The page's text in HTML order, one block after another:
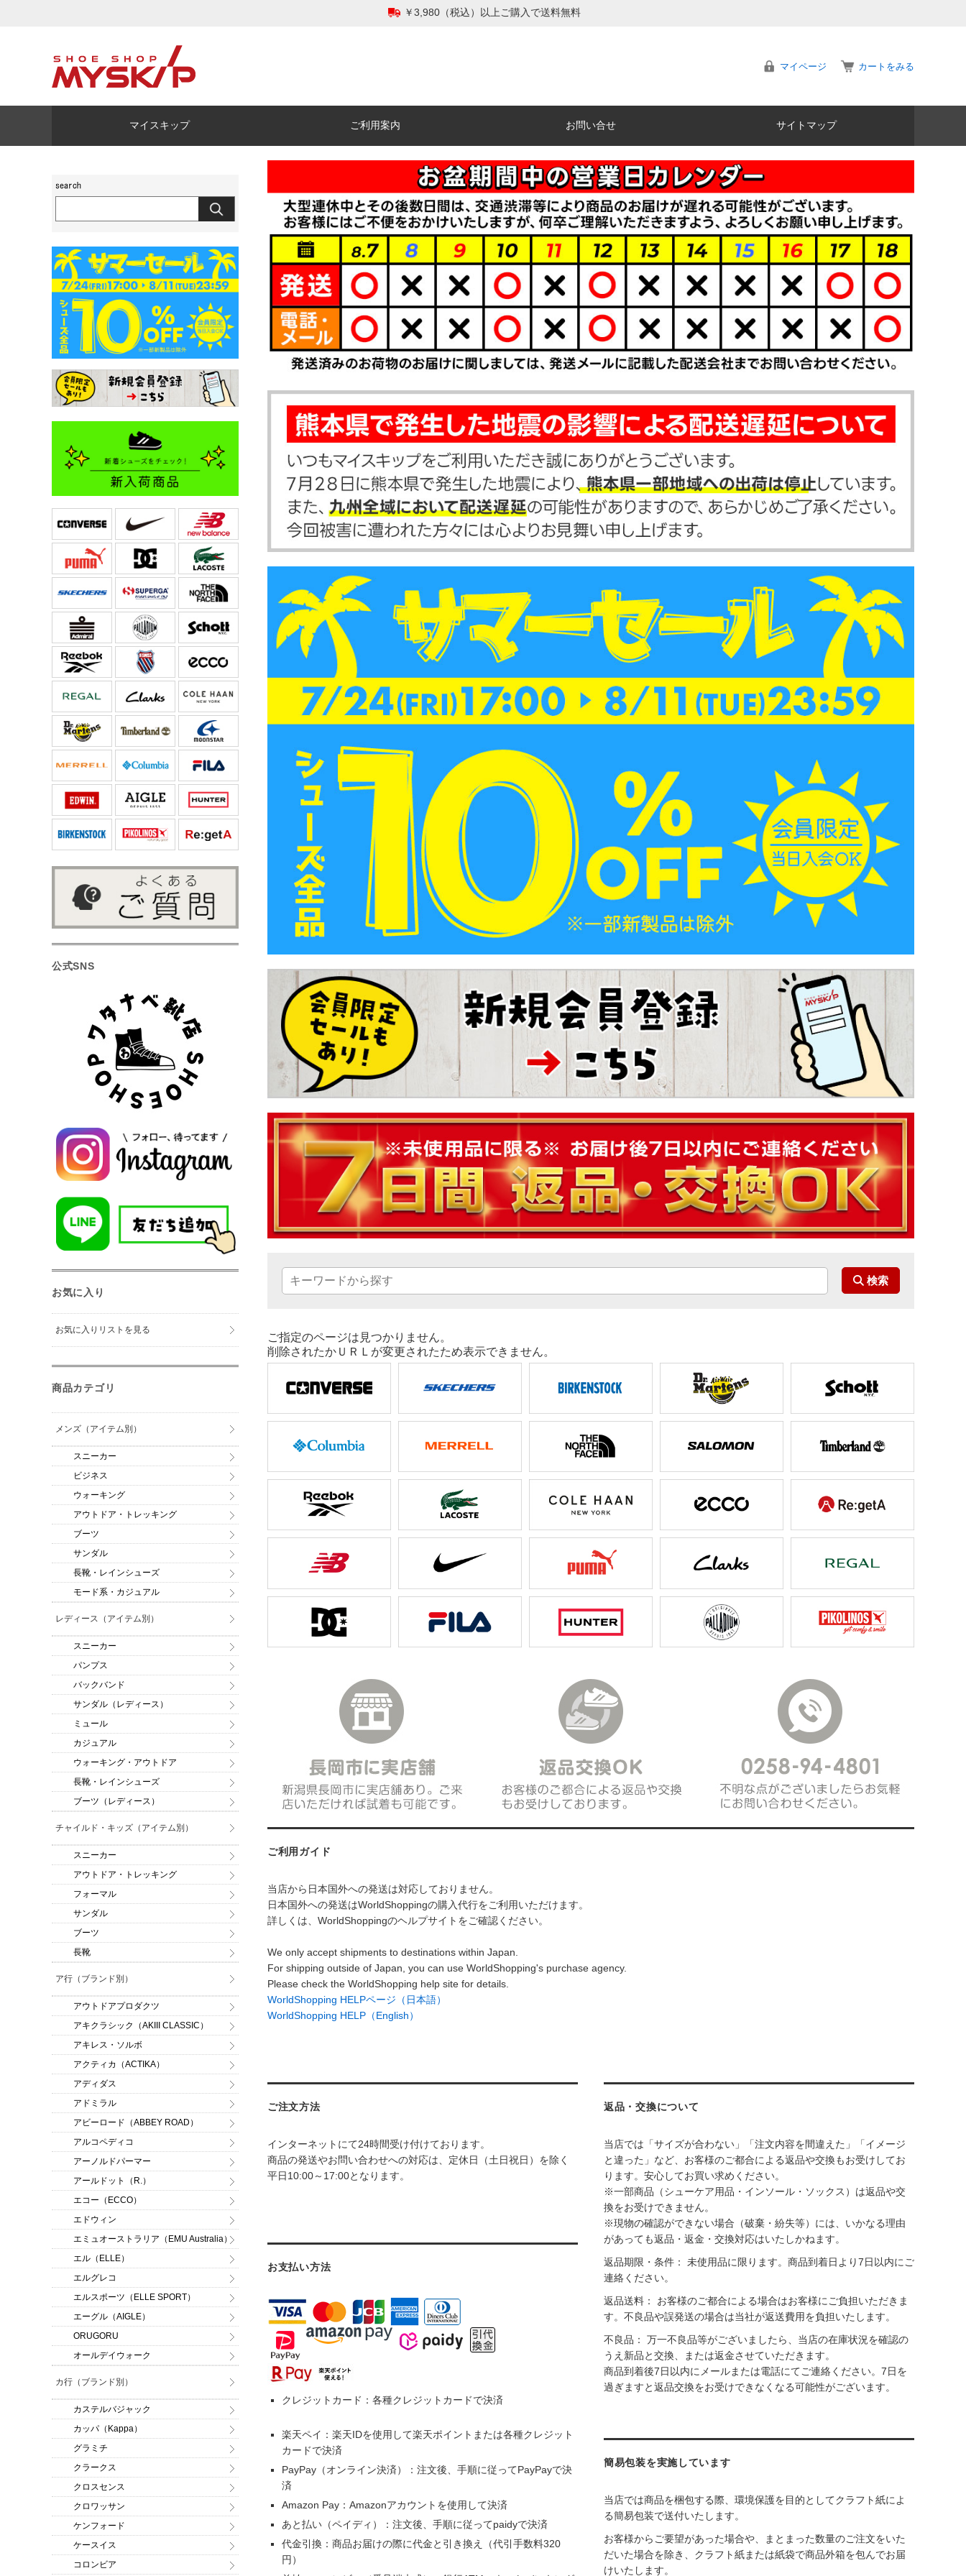
￥3,980（税込）以上ご購入で送料無料
マイページ カートをみる
マイスキップ ご利用案内 お問い合せ サイトマップ
ご指定のページは見つかりません。
削除されたかＵＲＬが変更されたため表示できません。
ご利用ガイド
当店から日本国外への発送は対応しておりません。
日本国外への発送はWorldShoppingの購入代行をご利用いただけます。
詳しくは、WorldShoppingのヘルプサイトをご確認ください。
We only accept shipments to destinations within Japan.
For shipping outside of Japan, you can use WorldShopping's purchase agency.
Please check the WorldShopping help site for details.
WorldShopping HELPページ（日本語）
WorldShopping HELP（English）
ご注文方法
インターネットにて24時間受け付けております。
商品の発送やお問い合わせへの対応は、定休日（土日祝日）を除く
平日10:00～17:00となります。
お支払い方法
クレジットカード：各種クレジットカードで決済
楽天ペイ：楽天IDを使用して楽天ポイントまたは各種クレジット
カードで決済
PayPay（オンライン決済）：注文後、手順に従ってPayPayで決
済
Amazon Pay：Amazonアカウントを使用して決済
あと払い（ペイディ）：注文後、手順に従ってpaidyで決済
代金引換：商品お届けの際に代金と引き換え（代引手数料320
円）
返品・交換について
当店では「サイズが合わない」「注文内容を間違えた」「イメージ
と違った」など、お客様のご都合による返品や交換もお受けしてお
ります。安心してお買い求めください。
※一部商品（シューケア用品・インソール・ソックス）は返品や交
換をお受けできません。
※現物の確認ができない場合（破棄・紛失等）には、いかなる理由
があっても返品・返金・交換対応はいたしかねます。
返品期限・条件： 未使用品に限ります。商品到着日より7日以内にご
連絡ください。
返品送料： お客様のご都合による場合はお客様にご負担いただきま
す。不良品や誤発送の場合は当社が返送費用を負担いたします。
不良品： 万一不良品等がございましたら、当店の在庫状況を確認の
うえ新品と交換、または返金させていただきます。
商品到着後7日以内にメールまたは電話にてご連絡ください。7日を
過ぎますと返品交換をお受けできなくなる可能性がございます。
簡易包装を実施しています
当店では商品を梱包する際、環境保護を目的としてクラフト紙によ
る簡易包装で送付いたします。
お客様からご要望があった場合や、まとまった数量のご注文をいた
だいた場合を除き、クラフト紙または紙袋で商品外箱を包んでお届
けいたします。
公式SNS
お気に入り
お気に入りリストを見る
商品カテゴリ
メンズ（アイテム別）
スニーカー
ビジネス
ウォーキング
アウトドア・トレッキング
ブーツ
サンダル
長靴・レインシューズ
モード系・カジュアル
レディース（アイテム別）
スニーカー
パンプス
バックバンド
サンダル（レディース）
ミュール
カジュアル
ウォーキング・アウトドア
長靴・レインシューズ
ブーツ（レディース）
チャイルド・キッズ（アイテム別）
スニーカー
アウトドア・トレッキング
フォーマル
サンダル
ブーツ
長靴
ア行（ブランド別）
アウトドアプロダクツ
アキクラシック（AKIII CLASSIC）
アキレス・ソルボ
アクティカ（ACTIKA）
アディダス
アドミラル
アビーロード（ABBEY ROAD）
アルコペディコ
アーノルドパーマー
アールドット（R.）
エコー（ECCO）
エドウィン
エミュオーストラリア（EMU Australia）
エル（ELLE）
エルグレコ
エルスポーツ（ELLE SPORT）
エーグル（AIGLE）
ORUGORU
オールデイウォーク
カ行（ブランド別）
カステルバジャック
カッパ（Kappa）
グラミチ
クラークス
クロスセンス
クロワッサン
ケンフォード
ケースイス
コロンビア